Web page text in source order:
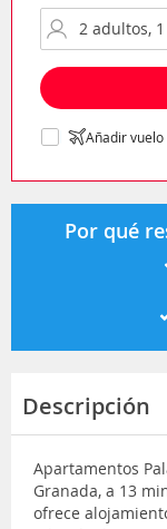
Añadir vuelo
Por qué
Descripción
Apartamentos
Granada, a 13
ofrece